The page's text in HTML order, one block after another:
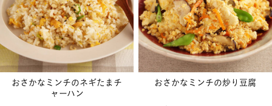
おさかなミンチのネギたまチ
ャーハン
おさかなミンチの炒り豆腐